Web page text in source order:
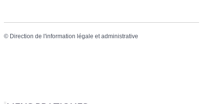
© Direction de l'information légale et administrative